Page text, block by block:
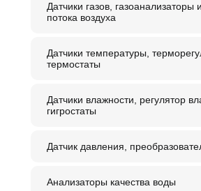
Датчики газов, газоанализаторы
потока воздуха
Датчики температуры,
термостаты
Датчики влажности, регулятор
гигростаты
Датчик давления,
Анализаторы качества воды